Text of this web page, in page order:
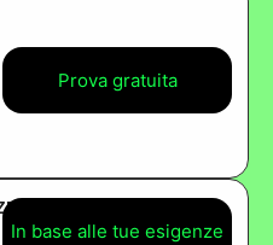
Prova gratuita
In base alle tue esigenze